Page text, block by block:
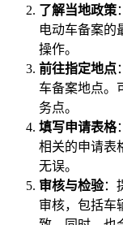
了解当地政策
电动车备案的
操作。
前往指定地点
车备案地点。
务点。
填写申请表格
相关的申请表
无误。
审核与检验：
审核，包括车